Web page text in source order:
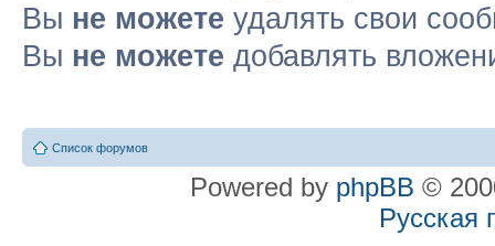
Вы не можете удалять свои
Вы не можете добавлять
Список форумов
Powered by phpBB ©
Русская